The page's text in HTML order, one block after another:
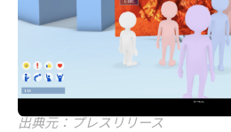
出典元：プレスリリース